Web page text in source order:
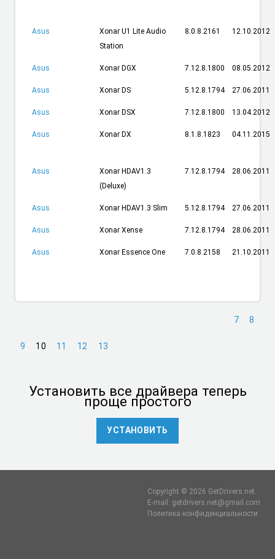
Asus
Xonar U1 Lite Audio
Station
8.0.8.2161 12.10.2012
Asus Xonar DGX 7.12.8.1800 08.05.2012
Asus Xonar DS 5.12.8.1794 27.06.2011
Asus Xonar DSX 7.12.8.1800 13.04.2012
Asus Xonar DX 8.1.8.1823 04.11.2015
Asus
Xonar HDAV1.3
(Deluxe)
7.12.8.1794 28.06.2011
Asus Xonar HDAV1.3 Slim 5.12.8.1794 27.06.2011
Asus Xonar Xense 7.12.8.1794 28.06.2011
Asus Xonar Essence One 7.0.8.2158 21.10.2011
7 8
9 10 11 12 13
Установить все драйвера теперь
проще простого
УСТАНОВИТЬ
Copyright © 2026 GetDrivers.net.
E-mail: getdrivers.net@gmail.com
Политика конфиденциальности